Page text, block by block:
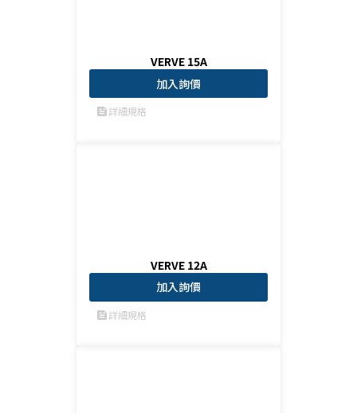
VERVE 15A
加入詢價
feed詳細規格
VERVE 12A
加入詢價
feed詳細規格